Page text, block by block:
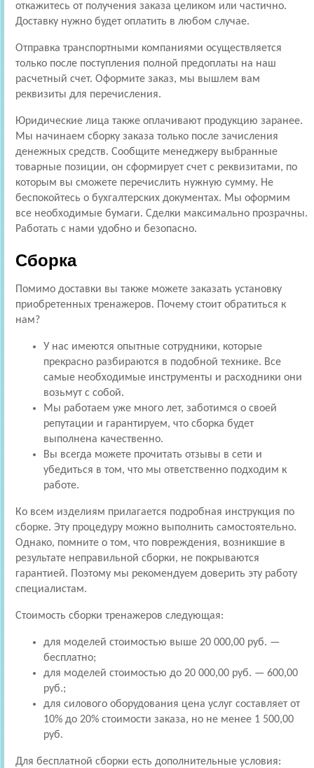
откажитесь от получения заказа целиком или частично.
Доставку нужно будет оплатить в любом случае.
Отправка транспортными компаниями осуществляется
только после поступления полной предоплаты на наш
расчетный счет. Оформите заказ, мы вышлем вам
реквизиты для перечисления.
Юридические лица также оплачивают продукцию заранее.
Мы начинаем сборку заказа только после зачисления
денежных средств. Сообщите менеджеру выбранные
товарные позиции, он сформирует счет с реквизитами, по
которым вы сможете перечислить нужную сумму. Не
беспокойтесь о бухгалтерских документах. Мы оформим
все необходимые бумаги. Сделки максимально прозрачны.
Работать с нами удобно и безопасно.
Сборка
Помимо доставки вы также можете заказать установку
приобретенных тренажеров. Почему стоит обратиться к
нам?
У нас имеются опытные сотрудники, которые
прекрасно разбираются в подобной технике. Все
самые необходимые инструменты и расходники они
возьмут с собой.
Мы работаем уже много лет, заботимся о своей
репутации и гарантируем, что сборка будет
выполнена качественно.
Вы всегда можете прочитать отзывы в сети и
убедиться в том, что мы ответственно подходим к
работе.
Ко всем изделиям прилагается подробная инструкция по
сборке. Эту процедуру можно выполнить самостоятельно.
Однако, помните о том, что повреждения, возникшие в
результате неправильной сборки, не покрываются
гарантией. Поэтому мы рекомендуем доверить эту работу
специалистам.
Стоимость сборки тренажеров следующая:
для моделей стоимостью выше 20 000,00 руб. —
бесплатно;
для моделей стоимостью до 20 000,00 руб. — 600,00
руб.;
для силового оборудования цена услуг составляет от
10% до 20% стоимости заказа, но не менее 1 500,00
руб.
Для бесплатной сборки есть дополнительные условия: